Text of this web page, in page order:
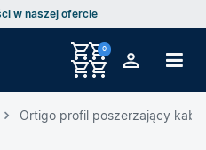
w naszej ofercie
0
Ortigo profil poszerzający